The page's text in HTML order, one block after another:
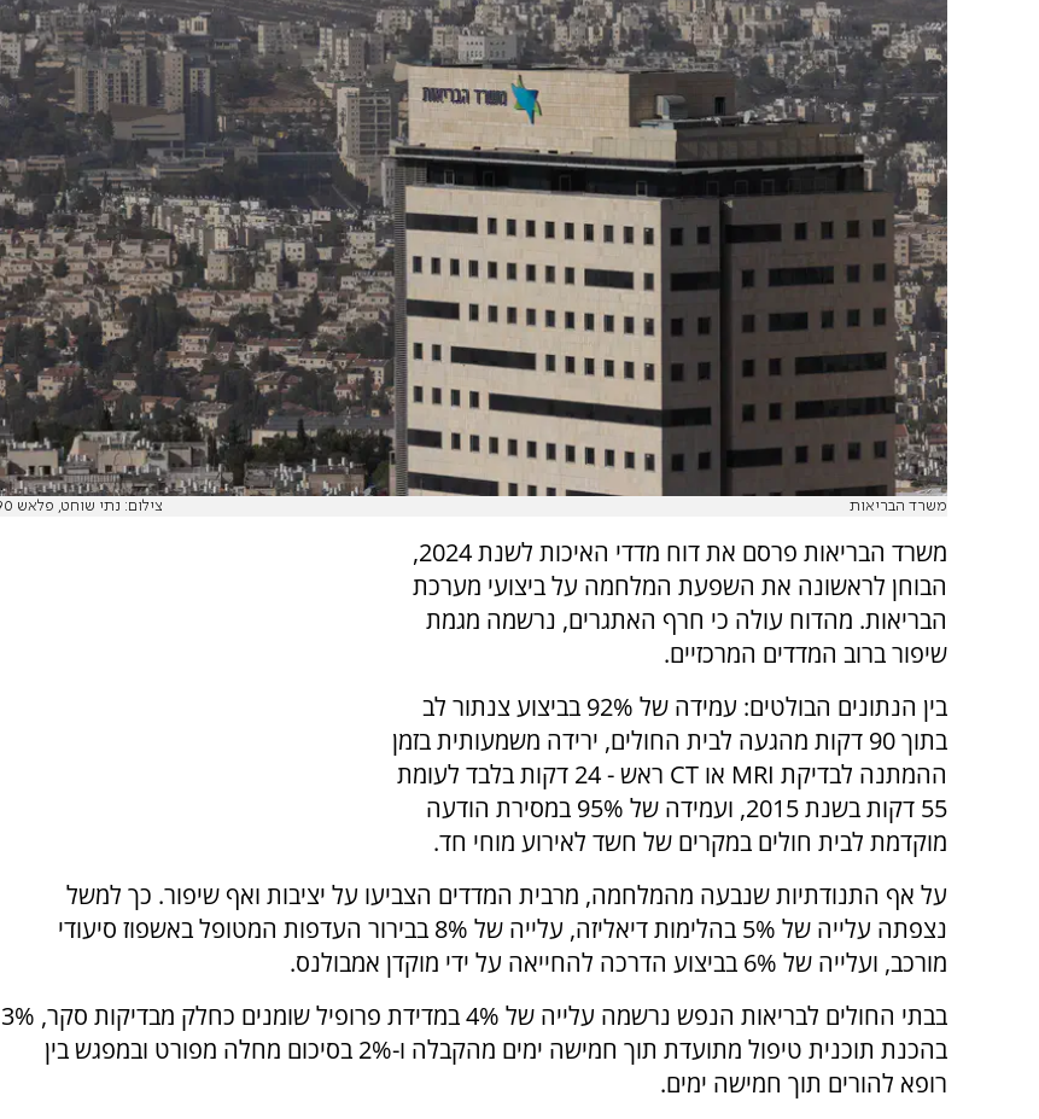
משרד הבריאות צילום: נתי שוחט, פלאש 90
משרד הבריאות פרסם את דוח מדדי האיכות לשנת 2024,
הבוחן לראשונה את השפעת המלחמה על ביצועי מערכת
הבריאות. מהדוח עולה כי חרף האתגרים, נרשמה מגמת
שיפור ברוב המדדים המרכזיים.
בין הנתונים הבולטים: עמידה של 92% בביצוע צנתור לב
בתוך 90 דקות מהגעה לבית החולים, ירידה משמעותית בזמן
ההמתנה לבדיקת MRI או CT ראש - 24 דקות בלבד לעומת
55 דקות בשנת 2015, ועמידה של 95% במסירת הודעה
מוקדמת לבית חולים במקרים של חשד לאירוע מוחי חד.
על אף התנודתיות שנבעה מהמלחמה, מרבית המדדים הצביעו על יציבות ואף שיפור. כך למשל
נצפתה עלייה של 5% בהלימות דיאליזה, עלייה של 8% בבירור העדפות המטופל באשפוז סיעודי
מורכב, ועלייה של 6% בביצוע הדרכה להחייאה על ידי מוקדן אמבולנס.
בבתי החולים לבריאות הנפש נרשמה עלייה של 4% במדידת פרופיל שומנים כחלק מבדיקות סקר, 3%
בהכנת תוכנית טיפול מתועדת תוך חמישה ימים מהקבלה ו-2% בסיכום מחלה מפורט ובמפגש בין
רופא להורים תוך חמישה ימים.